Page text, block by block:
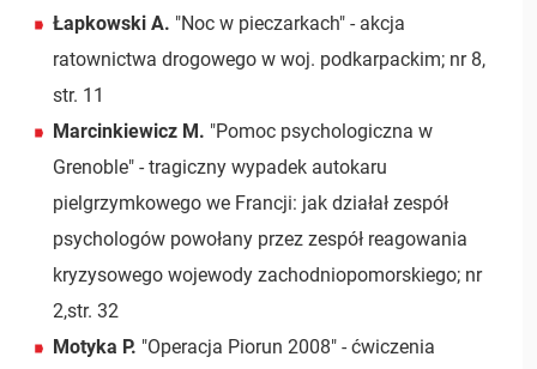
Łapkowski A. "Noc w pieczarkach" - akcja
ratownictwa drogowego w woj. podkarpackim; nr 8,
str. 11
Marcinkiewicz M. "Pomoc psychologiczna w
Grenoble" - tragiczny wypadek autokaru
pielgrzymkowego we Francji: jak działał zespół
psychologów powołany przez zespół reagowania
kryzysowego wojewody zachodniopomorskiego; nr
2,str. 32
Motyka P. "Operacja Piorun 2008" - ćwiczenia